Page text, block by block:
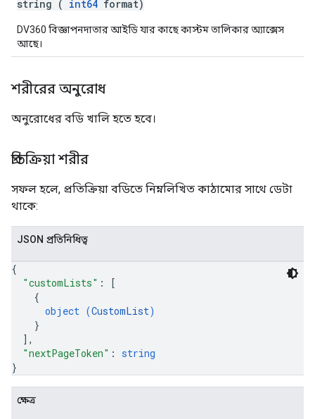
string ( int64 format)
DV360 বিজ্ঞাপনদাতার আইডি যার কাছে কাস্টম তালিকার অ্যাক্সেস
আছে।
শরীরের অনুরোধ
অনুরোধের বডি খালি হতে হবে।
প্রতিক্রিয়া শরীর
সফল হলে, প্রতিক্রিয়া বডিতে নিম্নলিখিত কাঠামোর সাথে ডেটা
থাকে:
JSON প্রতিনিধিত্ব
{
"customLists" :
[
{
object (CustomList)
}
] ,
"nextPageToken" : string
}
ক্ষেত্র